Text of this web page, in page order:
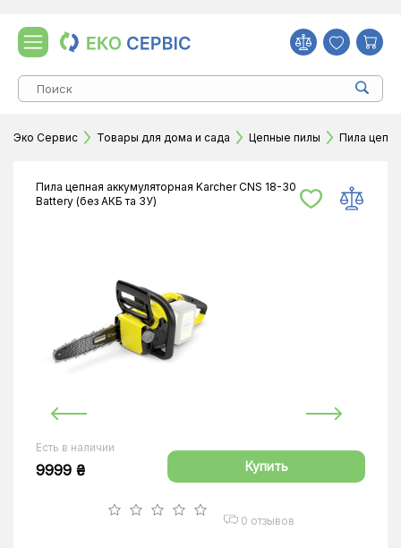
Эко Сервис Товары для дома и сада Цепные пилы Пила
Пила цепная аккумуляторная Karcher CNS 18-30
Battery (без АКБ та ЗУ)
Есть в наличии
9999 ₴ Купить
0 отзывов